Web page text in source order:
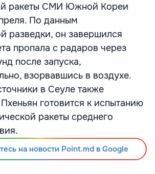
ракеты СМИ Южной Кореи
По данным
разведки, он завершился
пропала с радаров через
после запуска,
взорвавшись в воздухе.
в Сеуле также
готовится к испытанию
ракеты среднего
на новости Point.md в Google